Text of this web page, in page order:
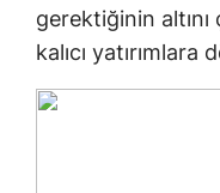
gerektiğinin
kalıcı